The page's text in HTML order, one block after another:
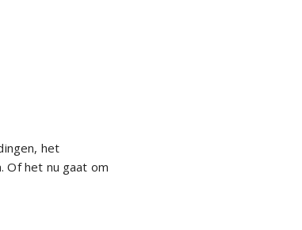
het
Of het nu gaat om